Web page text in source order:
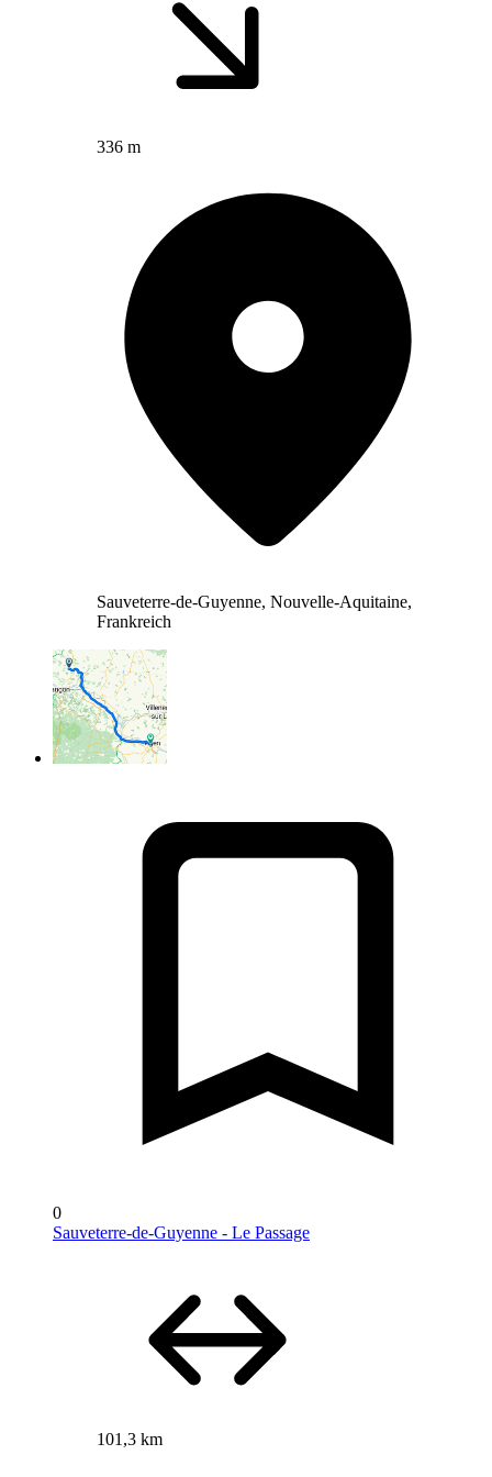
336 m
Sauveterre-de-Guyenne, Nouvelle-Aquitaine,
Frankreich
0
Sauveterre-de-Guyenne - Le Passage
101,3 km